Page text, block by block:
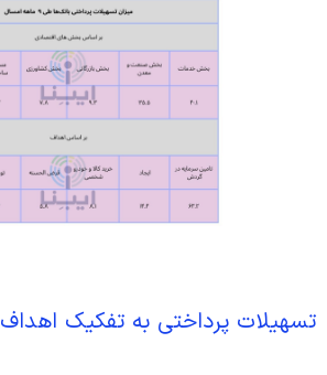
تسهیلات پرداختی به تفکیک اهداف